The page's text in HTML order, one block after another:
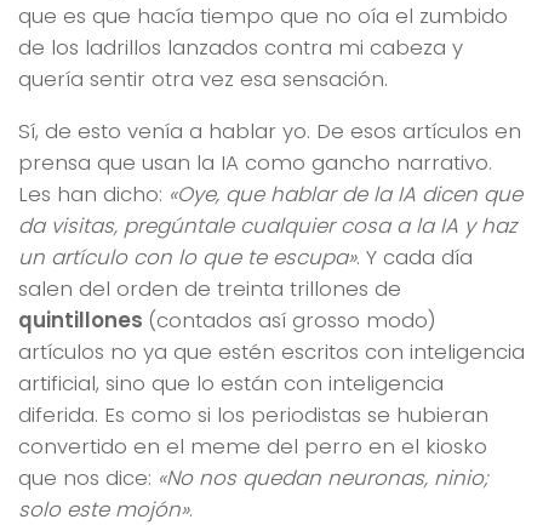
que es que hacía tiempo que no oía el zumbido
de los ladrillos lanzados contra mi cabeza y
quería sentir otra vez esa sensación.
Sí, de esto venía a hablar yo. De esos artículos en
prensa que usan la IA como gancho narrativo.
Les han dicho: «Oye, que hablar de la IA dicen que
da visitas, pregúntale cualquier cosa a la IA y haz
un artículo con lo que te escupa». Y cada día
salen del orden de treinta trillones de
quintillones (contados así grosso modo)
artículos no ya que estén escritos con inteligencia
artificial, sino que lo están con inteligencia
diferida. Es como si los periodistas se hubieran
convertido en el meme del perro en el kiosko
que nos dice: «No nos quedan neuronas, ninio;
solo este mojón».